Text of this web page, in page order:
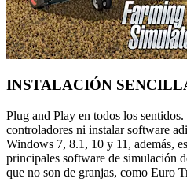
INSTALACIÓN
Plug and Play en todos los
controladores ni instalar software
Windows 7, 8.1, 10 y 11, además,
principales software de simulación
que no son de granjas, como Euro